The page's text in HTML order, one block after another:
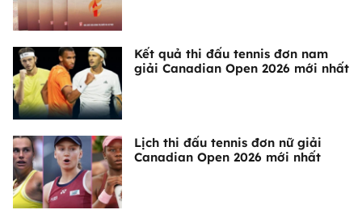
Kết quả thi đấu tennis đơn nam
giải Canadian Open 2026 mới nhất
Lịch thi đấu tennis đơn nữ giải
Canadian Open 2026 mới nhất